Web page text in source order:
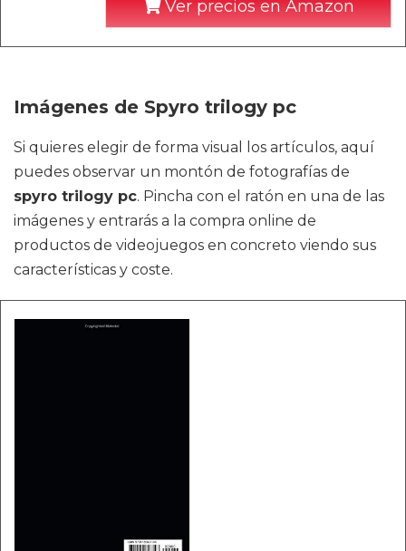
Ver precios en Amazon
Imágenes de Spyro trilogy pc
Si quieres elegir de forma visual los artículos, aquí
puedes observar un montón de fotografías de
spyro trilogy pc. Pincha con el ratón en una de las
imágenes y entrarás a la compra online de
productos de videojuegos en concreto viendo sus
características y coste.